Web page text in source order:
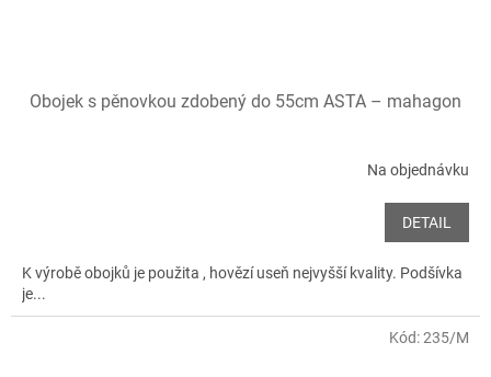
Obojek s pěnovkou zdobený do 55cm ASTA – mahagon
Na objednávku
DETAIL
K výrobě obojků je použita , hovězí useň nejvyšší kvality. Podšívka
je...
Kód:235/M